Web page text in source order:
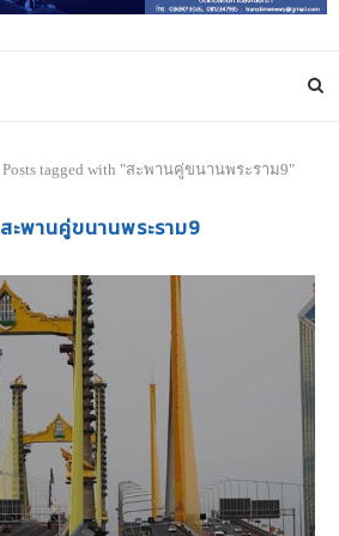
Posts tagged with "สะพานคู่ขนานพระราม9"
สะพานคู่ขนานพระราม9